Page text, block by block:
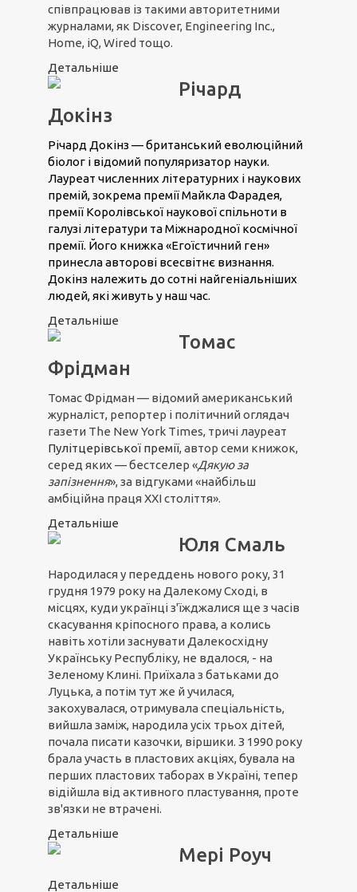
співпрацював із такими авторитетними
журналами, як Discover, Engineering Inc.,
Home, iQ, Wired тощо.
Детальніше
Річард
Докінз
Річард Докінз — британський еволюційний
біолог і відомий популяризатор науки.
Лауреат численних літературних і наукових
премій, зокрема премії Майкла Фарадея,
премії Королівської наукової спільноти в
галузі літератури та Міжнародної космічної
премії. Його книжка «Егоїстичний ген»
принесла авторові всесвітнє визнання.
Докінз належить до сотні найгеніальніших
людей, які живуть у наш час.
Детальніше
Томас
Фрідман
Томас Фрідман — відомий американський
журналіст, репортер і політичний оглядач
газети The New York Times, тричі лауреат
Пулітцерівської премії, автор семи книжок,
серед яких — бестселер «Дякую за
запізнення», за відгуками «найбільш
амбіційна праця ХХІ століття».
Детальніше
Юля Смаль
Народилася у переддень нового року, 31
грудня 1979 року на Далекому Сході, в
місцях, куди українці з'їжджалися ще з часів
скасування кріпосного права, а колись
навіть хотіли заснувати Далекосхідну
Українську Республіку, не вдалося, - на
Зеленому Клині. Приїхала з батьками до
Луцька, а потім тут же й училася,
закохувалася, отримувала спеціальність,
вийшла заміж, народила усіх трьох дітей,
почала писати казочки, віршики. З 1990 року
брала участь в пластових акціях, бувала на
перших пластових таборах в Україні, тепер
відійшла від активного пластування, проте
зв'язки не втрачені.
Детальніше
Мері Роуч
Детальніше